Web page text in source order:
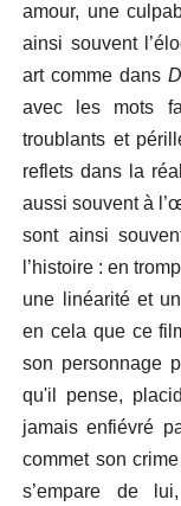
amour, une
ainsi souvent
art comme dans
avec les mots
troublants et
reflets dans la
aussi souvent à
sont ainsi
l’histoire : en
une linéarité et
en cela que ce
son personnage
qu'il pense,
jamais enfiévré
commet son
s’empare de